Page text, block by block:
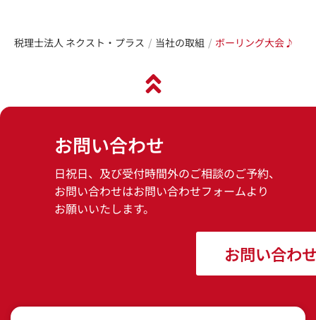
税理士法人 ネクスト・プラス 当社の取組 ボーリング大会♪
お問い合わせ
日祝日、及び受付時間外のご相談のご予約、
お問い合わせはお問い合わせフォームより
お願いいたします。
お問い合わ